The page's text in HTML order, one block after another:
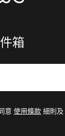
箱
意 使用條款 細則及